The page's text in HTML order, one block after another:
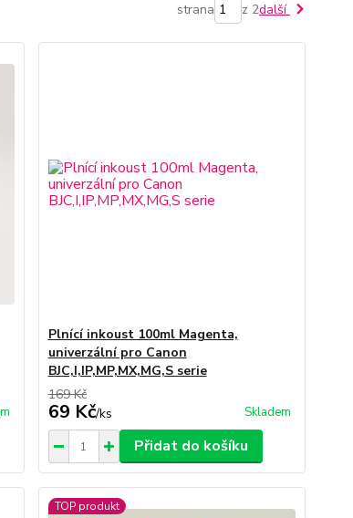
strana z 2další
Plnící inkoust 100ml Magenta,
univerzální pro Canon
BJC,I,IP,MP,MX,MG,S serie
169 Kč
69 Kč/ks Skladem
Přidat do košíku
TOP produkt